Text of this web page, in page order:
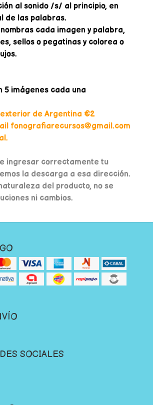
al sonido /s/ al principio, en
de las palabras.
cada imagen y palabra,
sellos o pegatinas y colorea o
5 imágenes cada una
exterior de Argentina €2
fonografiarecursos@gmail.com
ingresar correctamente tu
la descarga a esa dirección.
del producto, no se
ni cambios.
SOCIALES